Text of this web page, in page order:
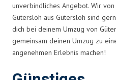
unverbindliches Angebot. Wir
Gütersloh aus Gütersloh sind
dich bei deinem Umzug von
gemeinsam deinen Umzug zu
angenehmen Erlebnis machen!